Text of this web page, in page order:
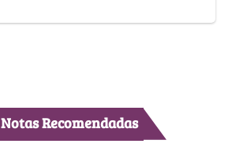
Notas Recomendadas